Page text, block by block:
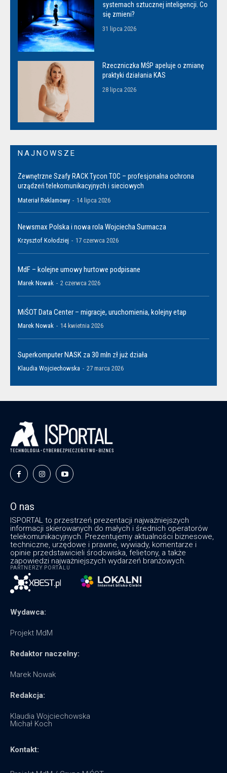
systemach sztucznej inteligencji. Co
się zmieni?
31 lipca 2026
Rzeczniczka MŚP apeluje o zmianę
praktyki działania KAS
28 lipca 2026
NAJNOWSZE
Zewnętrzne Szafy RACK Tycon TOC – profesjonalna ochrona
urządzeń telekomunikacyjnych i sieciowych
Materiał Reklamowy - 14 lipca 2026
Newsmax Polska i nowa rola Wojciecha Surmacza
Krzysztof Kołodziej - 17 czerwca 2026
MdF – kolejne umowy hurtowe podpisane
Marek Nowak - 2 czerwca 2026
MiŚOT Data Center – migracje, uruchomienia, kolejny etap
Marek Nowak - 14 kwietnia 2026
Superkomputer NASK za 30 mln zł już działa
Klaudia Wojciechowska - 27 marca 2026
O nas
ISPORTAL to przestrzeń prezentacji najważniejszych
informacji skierowanych do małych i średnich operatorów
telekomunikacyjnych. Prezentujemy aktualności biznesowe,
techniczne, urzędowe i prawne, wywiady, komentarze i
opinie przedstawicieli środowiska, felietony, a także
zapowiedzi najważniejszych wydarzeń branżowych.
PARTNERZY PORTALU
Wydawca:
Projekt MdM
Redaktor naczelny:
Marek Nowak
Redakcja:
Klaudia Wojciechowska
Michał Koch
Kontakt: